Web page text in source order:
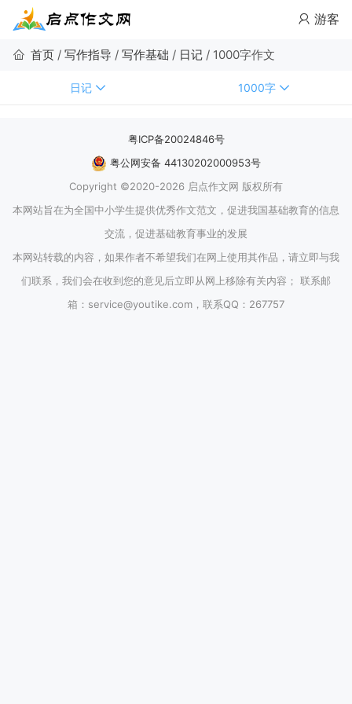
游客
首页 / 写作指导 / 写作基础 / 日记 / 1000字作文
日记 1000字
粤ICP备20024846号
粤公网安备 44130202000953号
Copyright ©2020-2026 启点作文网 版权所有
本网站旨在为全国中小学生提供优秀作文范文，促进我国基础教育的信息
交流，促进基础教育事业的发展
本网站转载的内容，如果作者不希望我们在网上使用其作品，请立即与我
们联系，我们会在收到您的意见后立即从网上移除有关内容； 联系邮
箱：service@youtike.com，联系QQ：267757